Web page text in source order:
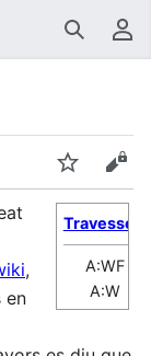
Buscar
Vigilar
Travesses
A:WF
A:W
,
en